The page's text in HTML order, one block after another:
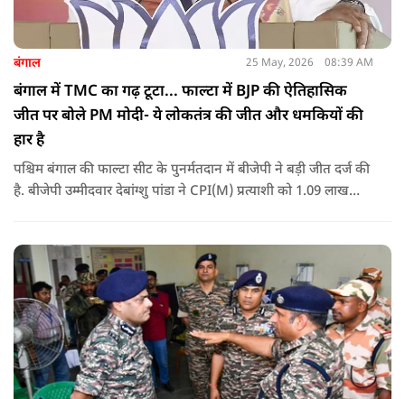
बंगाल 25 May, 2026 08:39 AM
बंगाल में TMC का गढ़ टूटा... फाल्टा में BJP की ऐतिहासिक
जीत पर बोले PM मोदी- ये लोकतंत्र की जीत और धमकियों की
हार है
पश्चिम बंगाल की फाल्टा सीट के पुनर्मतदान में बीजेपी ने बड़ी जीत दर्ज की
है. बीजेपी उम्मीदवार देबांग्शु पांडा ने CPI(M) प्रत्याशी को 1.09 लाख